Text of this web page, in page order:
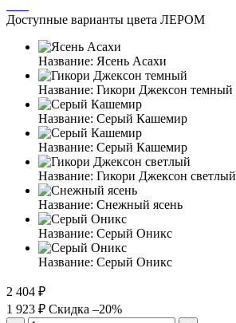
Доступные варианты цвета ЛЕРОМ
Название: Ясень Асахи
Название: Гикори Джексон темный
Название: Серый Кашемир
Название: Серый Кашемир
Название: Гикори Джексон светлый
Название: Снежный ясень
Название: Серый Оникс
Название: Серый Оникс
2 404 ₽
1 923 ₽ Скидка –20%